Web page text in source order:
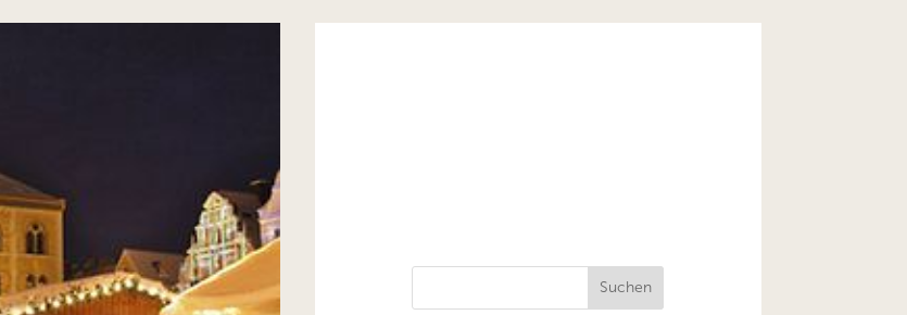
Suchen